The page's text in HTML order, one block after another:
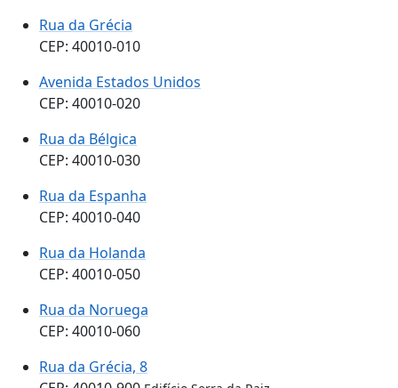
Rua da Grécia
CEP: 40010-010
Avenida Estados Unidos
CEP: 40010-020
Rua da Bélgica
CEP: 40010-030
Rua da Espanha
CEP: 40010-040
Rua da Holanda
CEP: 40010-050
Rua da Noruega
CEP: 40010-060
Rua da Grécia, 8